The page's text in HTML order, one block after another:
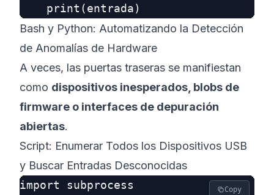
Bash y Python: Automatizando la Detección
de Anomalías de Hardware
A veces, las puertas traseras se manifiestan
como dispositivos inesperados, blobs de
firmware o interfaces de depuración
abiertas.
Script: Enumerar Todos los Dispositivos USB
y Buscar Entradas Desconocidas
import subprocess
Copy